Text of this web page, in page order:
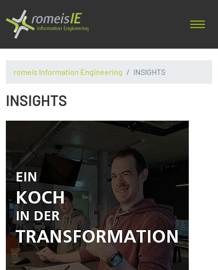
romeis Information Engineering INSIGHTS
INSIGHTS